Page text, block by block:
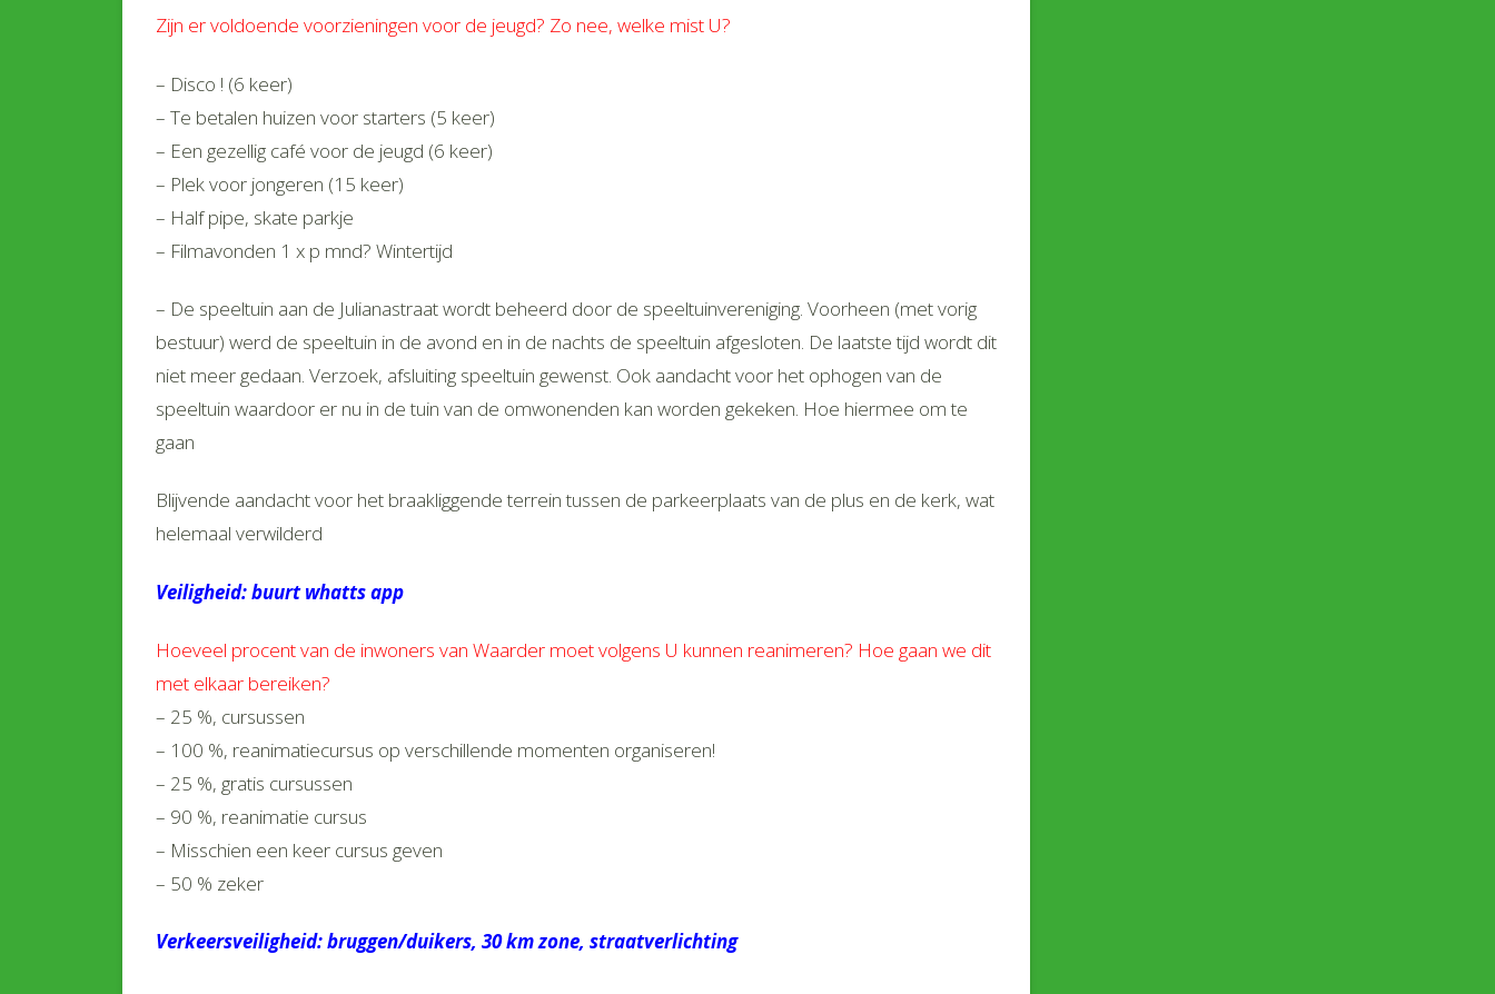
Zijn er voldoende voorzieningen voor de jeugd? Zo nee, welke mist U?
– Disco ! (6 keer)
– Te betalen huizen voor starters (5 keer)
– Een gezellig café voor de jeugd (6 keer)
– Plek voor jongeren (15 keer)
– Half pipe, skate parkje
– Filmavonden 1 x p mnd? Wintertijd
– De speeltuin aan de Julianastraat wordt beheerd door de speeltuinvereniging. Voorheen (met vorig
bestuur) werd de speeltuin in de avond en in de nachts de speeltuin afgesloten. De laatste tijd wordt dit
niet meer gedaan. Verzoek, afsluiting speeltuin gewenst. Ook aandacht voor het ophogen van de
speeltuin waardoor er nu in de tuin van de omwonenden kan worden gekeken. Hoe hiermee om te
gaan
Blijvende aandacht voor het braakliggende terrein tussen de parkeerplaats van de plus en de kerk, wat
helemaal verwilderd
Veiligheid: buurt whatts app
Hoeveel procent van de inwoners van Waarder moet volgens U kunnen reanimeren? Hoe gaan we dit
met elkaar bereiken?
– 25 %, cursussen
– 100 %, reanimatiecursus op verschillende momenten organiseren!
– 25 %, gratis cursussen
– 90 %, reanimatie cursus
– Misschien een keer cursus geven
– 50 % zeker
Verkeersveiligheid: bruggen/duikers, 30 km zone, straatverlichting